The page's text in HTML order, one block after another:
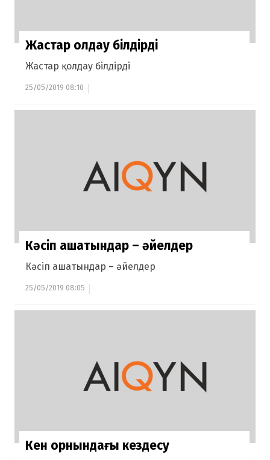
Жастар қолдау білдірді
Жастар қолдау білдірді
25/05/2019 08:10
Кәсіп ашатындар – әйелдер
Кәсіп ашатындар – әйелдер
25/05/2019 08:05
Кен орнындағы кездесу